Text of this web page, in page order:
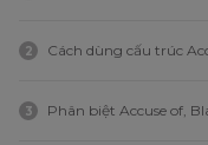
2 Cách dùng cấu trúc
3 Phân biệt Accuse of,